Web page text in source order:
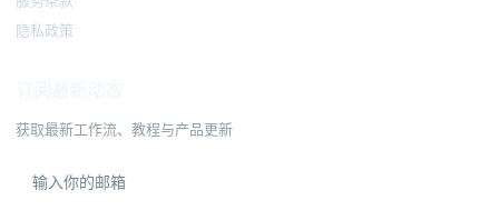
隐私政策
获取最新工作流、教程与产品更新